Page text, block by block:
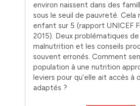
environ naissent dans des
sous le seuil de pauvreté. Cela
enfant sur 5 (rapport UNICEF
2015). Deux problématiques
malnutrition et les conseils
souvent erronés. Comment
population à une nutrition
leviers pour qu’elle ait accès à
adaptés ?